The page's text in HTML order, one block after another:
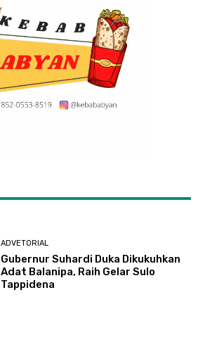
ADVETORIAL
Gubernur Suhardi Duka Dikukuhkan
Adat Balanipa, Raih Gelar Sulo
Tappidena